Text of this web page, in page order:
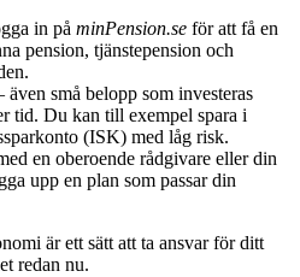
in på minPension.se för att få en
pension, tjänstepension och
även små belopp som investeras
tid. Du kan till exempel spara i
(ISK) med låg risk.
en oberoende rådgivare eller din
upp en plan som passar din
är ett sätt att ta ansvar för ditt
redan nu.